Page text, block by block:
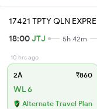
17421 TPTY QLN
18:00JTJ 5h 42m
10 hrs ago
2A ₹860
WL 6
Alternate Travel Plan